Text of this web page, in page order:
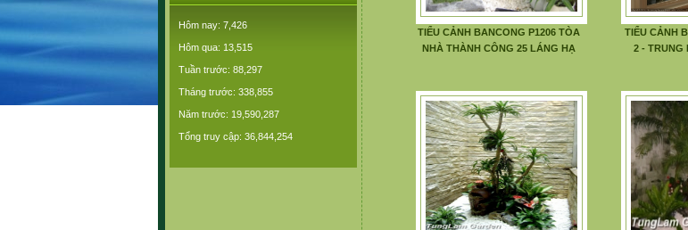
Hôm nay: 7,426
Hôm qua: 13,515
Tuần trước: 88,297
Tháng trước: 338,855
Năm trước: 19,590,287
Tổng truy cập: 36,844,254
TIỂU CẢNH BANCONG P1206 TÒA
NHÀ THÀNH CÔNG 25 LÁNG HẠ
TIỂU CẢNH
2 - TRUNG